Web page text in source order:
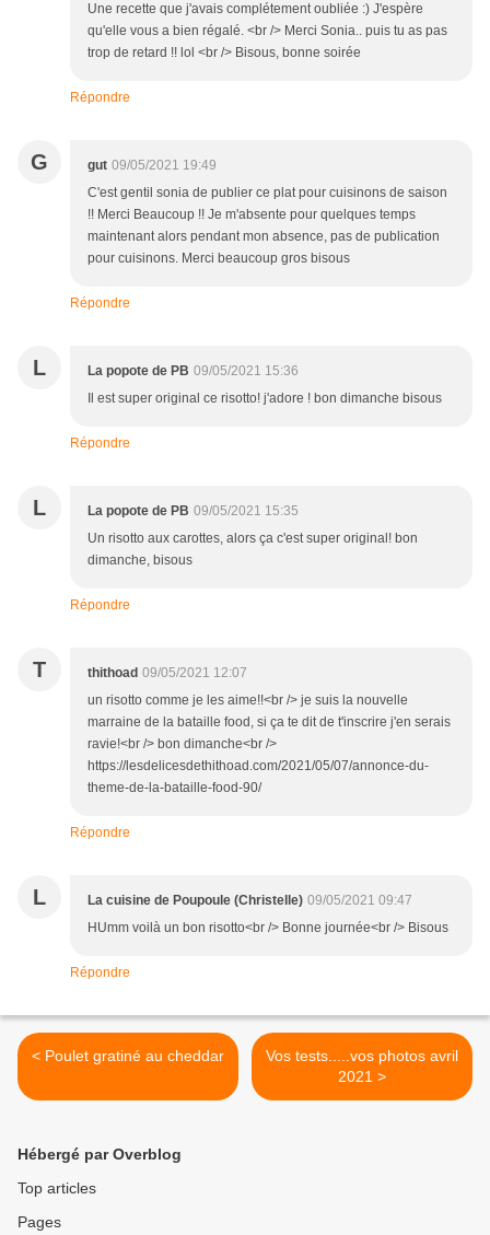
Une recette que j'avais complétement oubliée :) J'espère
qu'elle vous a bien régalé. <br /> Merci Sonia.. puis tu as pas
trop de retard !! lol <br /> Bisous, bonne soirée
Répondre
G gut 09/05/2021 19:49
C'est gentil sonia de publier ce plat pour cuisinons de saison
!! Merci Beaucoup !! Je m'absente pour quelques temps
maintenant alors pendant mon absence, pas de publication
pour cuisinons. Merci beaucoup gros bisous
Répondre
L La popote de PB 09/05/2021 15:36
Il est super original ce risotto! j'adore ! bon dimanche bisous
Répondre
L La popote de PB 09/05/2021 15:35
Un risotto aux carottes, alors ça c'est super original! bon
dimanche, bisous
Répondre
T thithoad 09/05/2021 12:07
un risotto comme je les aime!!<br /> je suis la nouvelle
marraine de la bataille food, si ça te dit de t'inscrire j'en serais
ravie!<br /> bon dimanche<br />
https://lesdelicesdethithoad.com/2021/05/07/annonce-du-
theme-de-la-bataille-food-90/
Répondre
L La cuisine de Poupoule (Christelle) 09/05/2021 09:47
HUmm voilà un bon risotto<br /> Bonne journée<br /> Bisous
Répondre
< Poulet gratiné au cheddar
Vos tests.....vos photos avril
2021 >
Hébergé par Overblog
Top articles
Pages